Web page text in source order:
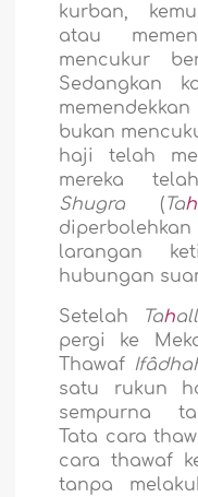
kurban,
atau
mencukur
Sedangkan
bukan
haji telah
mereka
Shugra (Tah
larangan
hubungan
Setelah Tah
pergi ke
Thawaf
satu rukun
sempurna
Tata cara
cara thawaf
tanpa